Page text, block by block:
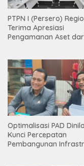
PTPN I (Persero)
Terima Apresiasi
Pengamanan Aset
Optimalisasi PAD
Kunci Percepatan
Pembangunan